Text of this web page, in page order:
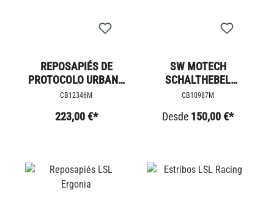
REPOSAPIÉS DE
PROTOCOLO URBANO
RIZOMA
CB12346M
223,00 €*
SW MOTECH
SCHALTHEBEL
VERSTELLBAR
CB10987M
Desde 150,00 €*